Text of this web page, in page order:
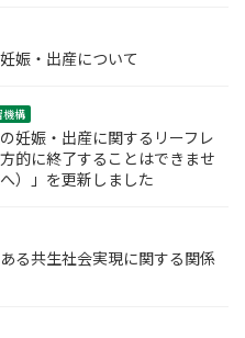
娠・出産について
機構
妊娠・出産に関するリーフレ
的に終了することはできませ
）」を更新しました
る共生社会実現に関する関係